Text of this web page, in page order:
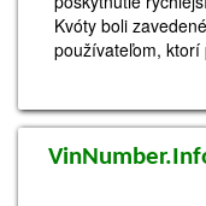
Kvóty boli
používateľom, ktorí